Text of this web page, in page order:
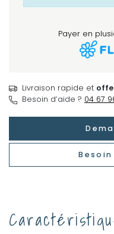
Payer en
Livraison rapide et
Besoin d’aide ? 04 67